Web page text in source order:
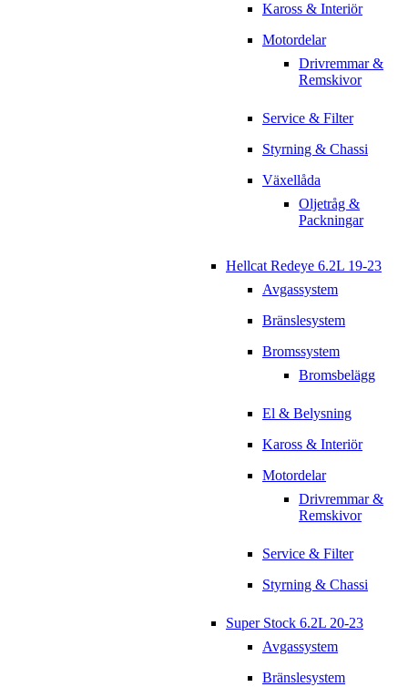
Kaross & Interiör
Motordelar
Drivremmar &
Remskivor
Service & Filter
Styrning & Chassi
Växellåda
Oljetråg &
Packningar
Hellcat Redeye 6.2L 19-23
Avgassystem
Bränslesystem
Bromssystem
Bromsbelägg
El & Belysning
Kaross & Interiör
Motordelar
Drivremmar &
Remskivor
Service & Filter
Styrning & Chassi
Super Stock 6.2L 20-23
Avgassystem
Bränslesystem